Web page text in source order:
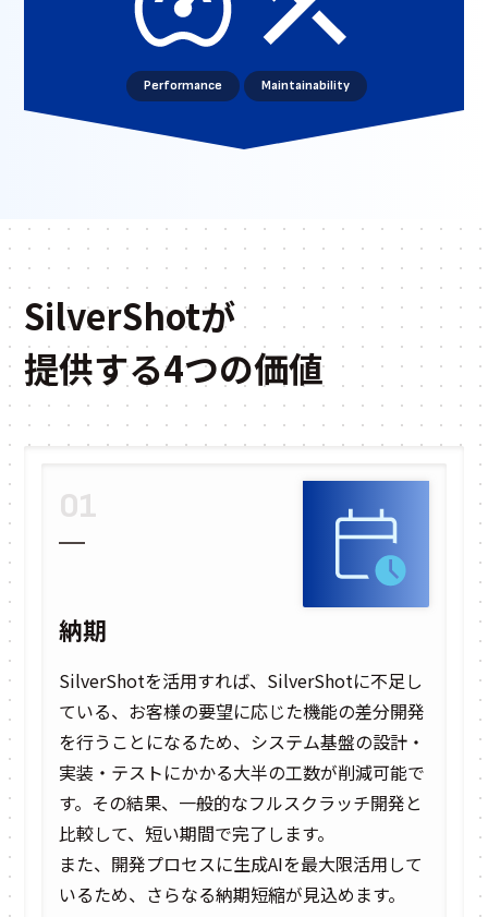
Performance Maintainability
SilverShotが
提供する4つの価値
01
納期
SilverShotを活用すれば、SilverShotに不足し
ている、お客様の要望に応じた機能の差分開発
を行うことになるため、システム基盤の設計・
実装・テストにかかる大半の工数が削減可能で
す。その結果、一般的なフルスクラッチ開発と
比較して、短い期間で完了します。
また、開発プロセスに生成AIを最大限活用して
いるため、さらなる納期短縮が見込めます。